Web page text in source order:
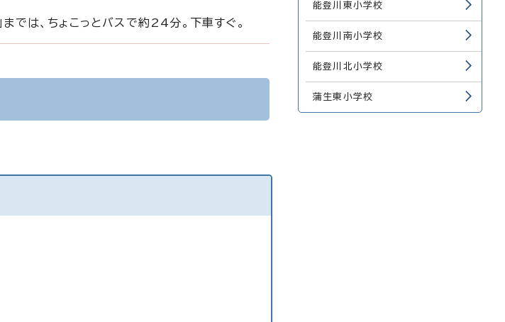
では、ちょこっとバスで約24分。下車すぐ。
能登川東小学校
能登川南小学校
能登川北小学校
蒲生東小学校